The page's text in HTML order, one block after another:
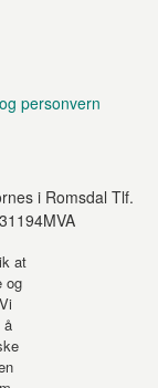
personvern
i Romsdal Tlf.
at
og
å